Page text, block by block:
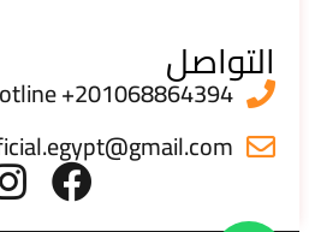
التواصل
+201068864394